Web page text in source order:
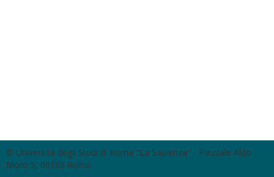
© Università degli Studi di Roma "La Sapienza" - Piazzale Aldo
Moro 5, 00185 Roma